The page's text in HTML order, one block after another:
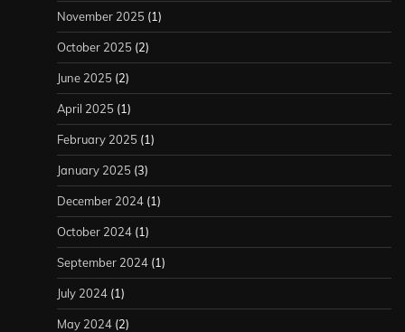
November 2025 (1)
October 2025 (2)
June 2025 (2)
April 2025 (1)
February 2025 (1)
January 2025 (3)
December 2024 (1)
October 2024 (1)
September 2024 (1)
July 2024 (1)
May 2024 (2)